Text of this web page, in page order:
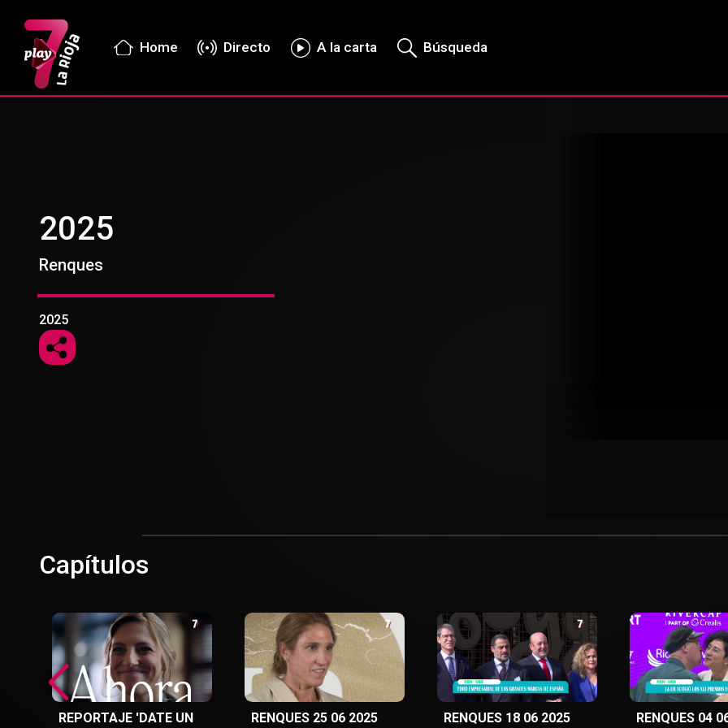
Home Directo A la carta Búsqueda
2025
Renques
2025
Capítulos
REPORTAJE 'DATE UN RENQUES 25 06 2025 RENQUES 18 06 2025 RENQUES 04